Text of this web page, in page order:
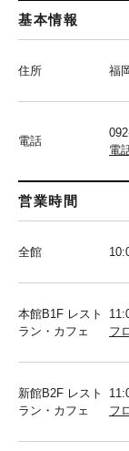
基本情報
住所 福
電話
電
営業時間
全館
本館B1F レスト
ラン・カフェ
フ
新館B2F レスト
ラン・カフェ
フ